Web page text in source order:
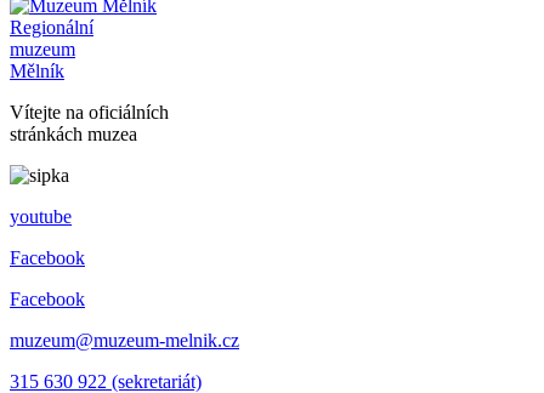
Regionální
muzeum
Mělník
Vítejte na oficiálních
stránkách muzea
youtube
Facebook
Facebook
muzeum@muzeum-melnik.cz
315 630 922 (sekretariát)